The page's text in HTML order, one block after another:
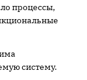
процессы,
систему.